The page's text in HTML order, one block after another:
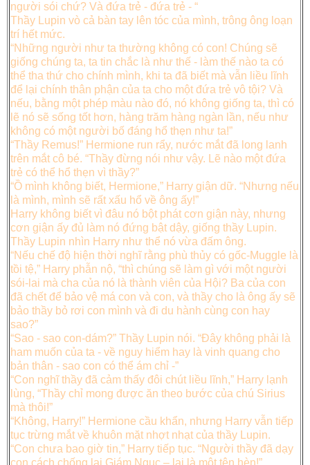
người sói chứ? Và đứa trẻ - đứa trẻ - “
Thầy Lupin vò cả bàn tay lên tóc của mình, trông ông loạn
trí hết mức.
“Những người như ta thường không có con! Chúng sẽ
giống chúng ta, ta tin chắc là như thế - làm thế nào ta có
thể tha thứ cho chính mình, khi ta đã biết mà vẫn liều lĩnh
để lại chính thân phận của ta cho một đứa trẻ vô tội? Và
nếu, bằng một phép màu nào đó, nó không giống ta, thì có
lẽ nó sẽ sống tốt hơn, hàng trăm hàng ngàn lần, nếu như
không có một người bố đáng hổ thẹn như ta!”
“Thầy Remus!” Hermione run rẩy, nước mắt đã long lanh
trên mắt cô bé. “Thầy đừng nói như vậy. Lẽ nào một đứa
trẻ có thể hổ thẹn vì thầy?”
“Ồ mình không biết, Hermione,” Harry giận dữ. “Nhưng nếu
là mình, mình sẽ rất xấu hổ về ông ấy!”
Harry không biết vì đâu nó bột phát cơn giận này, nhưng
cơn giận ấy đủ làm nó đứng bật dậy, giống thầy Lupin.
Thầy Lupin nhìn Harry như thể nó vừa đấm ông.
“Nếu chế độ hiện thời nghĩ rằng phù thủy có gốc-Muggle là
tồi tệ,” Harry phẫn nộ, “thì chúng sẽ làm gì với một người
sói-lai mà cha của nó là thành viên của Hội? Ba của con
đã chết để bảo vệ má con và con, và thầy cho là ông ấy sẽ
bảo thầy bỏ rơi con mình và đi du hành cùng con hay
sao?”
“Sao - sao con-dám?” Thầy Lupin nói. “Đây không phải là
ham muốn của ta - về nguy hiểm hay là vinh quang cho
bản thân - sao con có thể ám chỉ -”
“Con nghĩ thầy đã cảm thấy đôi chút liều lĩnh,” Harry lạnh
lùng, “Thầy chỉ mong được ăn theo bước của chú Sirius
mà thôi!”
“Không, Harry!” Hermione cầu khẩn, nhưng Harry vẫn tiếp
tục trừng mắt về khuôn mặt nhợt nhạt của thầy Lupin.
“Con chưa bao giờ tin,” Harry tiếp tục. “Người thầy đã dạy